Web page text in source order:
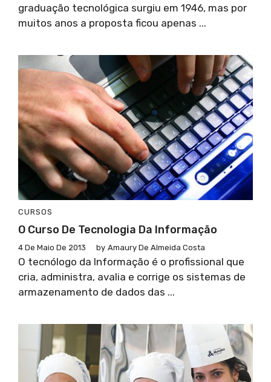
graduação tecnológica surgiu em 1946, mas por
muitos anos a proposta ficou apenas ...
CURSOS
O Curso De Tecnologia Da Informação
4 De Maio De 2013 by Amaury De Almeida Costa
O tecnólogo da Informação é o profissional que
cria, administra, avalia e corrige os sistemas de
armazenamento de dados das ...